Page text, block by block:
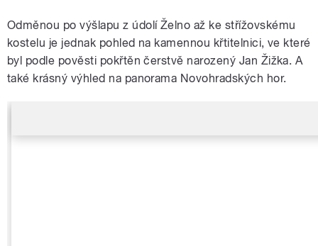
Odměnou po výšlapu z údolí Želno až ke střížovskému
kostelu je jednak pohled na kamennou křtitelnici, ve které
byl podle pověsti pokřtěn čerstvě narozený Jan Žižka. A
také krásný výhled na panorama Novohradských hor.